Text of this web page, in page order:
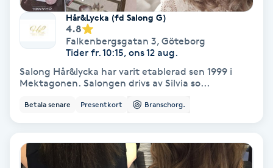
Japansk massage
K18
Katun fransar
Kemisk peeling
Hår&Lycka (fd Salong G)
4.8
Falkenbergsgatan 3, Göteborg
Tider fr. 10:15, ons 12 aug.
Salong Hår&lycka har varit etablerad sen 1999 i
Mektagonen. Salongen drivs av Silvia so...
Betala senare Presentkort Branschorg.